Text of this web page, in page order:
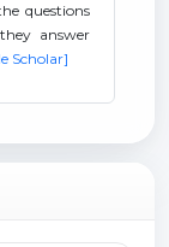
questions
answer
Scholar]